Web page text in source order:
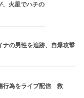
、火星でハチの
ナの男性を追跡、自爆攻撃
行為をライブ配信 救